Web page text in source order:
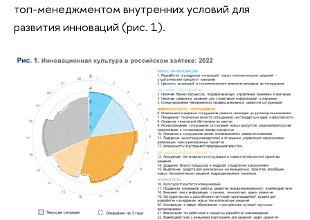
топ-менеджментом внутренних условий для
развития инноваций (рис. 1).